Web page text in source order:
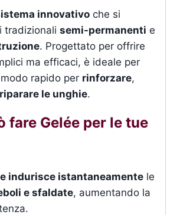
innovativo che si
tradizionali semi-permanenti e
. Progettato per offrire
ma efficaci, è ideale per
rapido per rinforzare,
riparare le unghie.
fare Gelée per le tue
indurisce istantaneamentele
e sfaldate, aumentando la